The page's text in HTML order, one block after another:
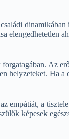
Az
helyzeteket. Ha
a
képesek